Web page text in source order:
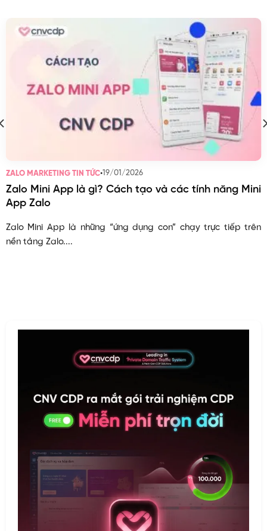
ZALO MARKETING TIN TỨC•19/01/2026
Zalo Mini App là gì? Cách tạo và các tính năng Mini
App Zalo
Zalo Mini App là những “ứng dụng con” chạy trực tiếp trên
nền tảng Zalo....